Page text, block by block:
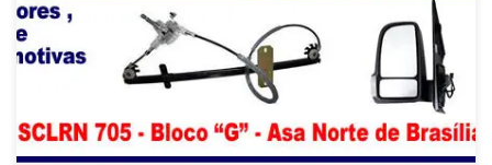
Manual ou Elétrica – Brasília / DF Fiat e VW , conserto de
fechaduras , Manual ou Elétrica, 705 Norte – Brasília / DF Renault
ou Peugeot, conserto de retrovisores e máquinas de vidro, 705
Norte – Brasília / DF […]